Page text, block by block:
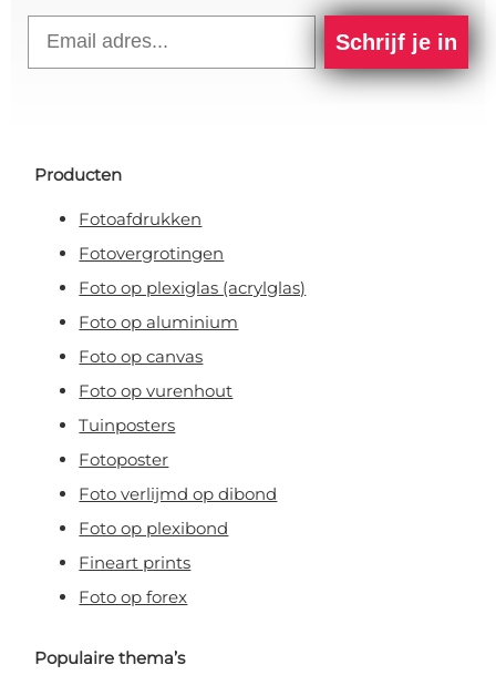
Schrijf je in
Producten
Fotoafdrukken
Fotovergrotingen
Foto op plexiglas (acrylglas)
Foto op aluminium
Foto op canvas
Foto op vurenhout
Tuinposters
Fotoposter
Foto verlijmd op dibond
Foto op plexibond
Fineart prints
Foto op forex
Populaire thema’s